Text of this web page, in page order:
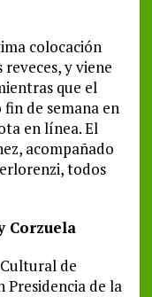
colocación
y viene
que el
de semana en
en línea. El
acompañado
todos
Corzuela
de
Presidencia de la